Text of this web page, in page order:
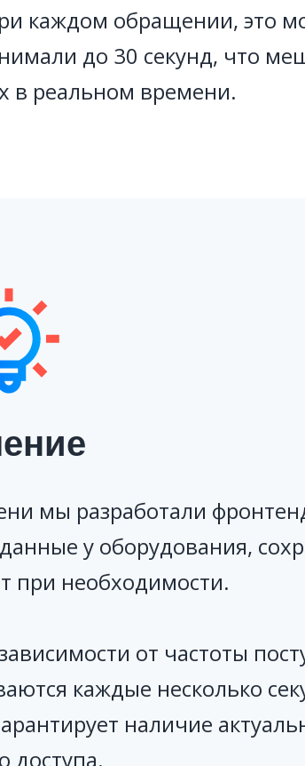
каждом обращении, это
до 30 секунд, что
в реальном времени.
мы разработали
у оборудования,
при необходимости.
от частоты
каждые несколько
наличие
доступа.